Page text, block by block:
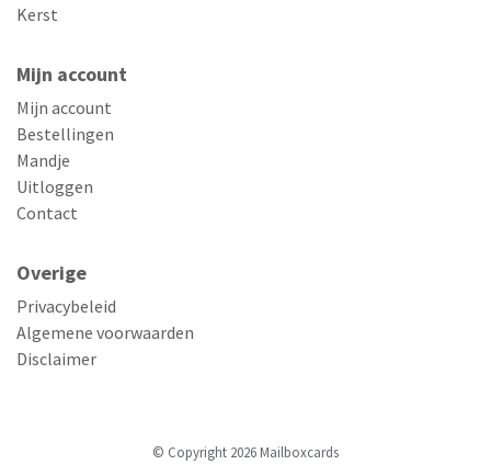
Kerst
Mijn account
Mijn account
Bestellingen
Mandje
Uitloggen
Contact
Overige
Privacybeleid
Algemene voorwaarden
Disclaimer
© Copyright 2026 Mailboxcards